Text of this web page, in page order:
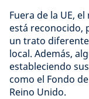
Fuera de la UE,
está reconocido,
un trato
local. Además,
estableciendo
como el Fondo
Reino Unido.